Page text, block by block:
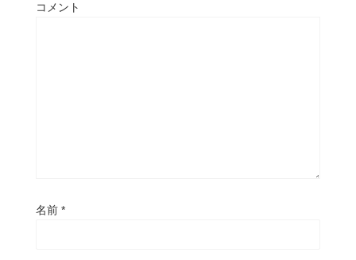
コメント
名前 *